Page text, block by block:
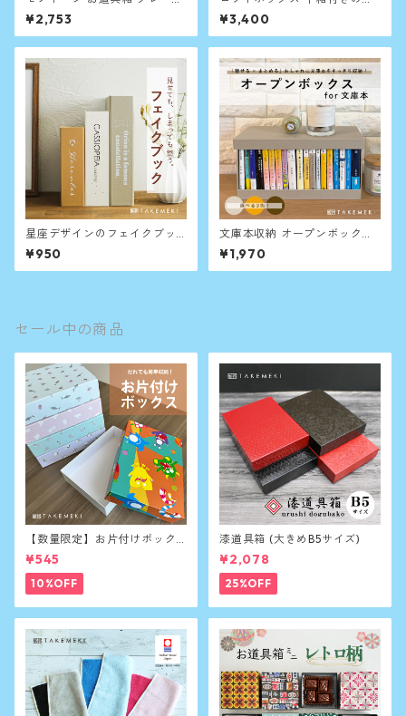
コ A4 クリアファイルが入る
収納箱
¥2,753
納ボックス ペット用品や医薬
品、子供用品の整理に
¥3,400
星座デザインのフェイクブッ
ク収納（単品）
¥950
文庫本収納 オープンボックス
for 文庫
¥1,970
セール中の商品
【数量限定】お片付けボック
ス A5サイズ 単品
¥545
10%OFF
漆道具箱 (大きめB5サイズ)
¥2,078
25%OFF